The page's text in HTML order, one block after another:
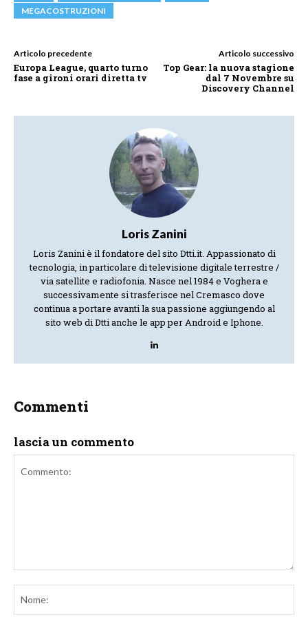
MEGACOSTRUZIONI
Articolo precedente
Europa League, quarto turno
fase a gironi orari diretta tv
Articolo successivo
Top Gear: la nuova stagione
dal 7 Novembre su
Discovery Channel
Loris Zanini
Loris Zanini è il fondatore del sito Dtti.it. Appassionato di
tecnologia, in particolare di televisione digitale terrestre /
via satellite e radiofonia. Nasce nel 1984 e Voghera e
successivamente si trasferisce nel Cremasco dove
continua a portare avanti la sua passione aggiungendo al
sito web di Dtti anche le app per Android e Iphone.
Commenti
lascia un commento